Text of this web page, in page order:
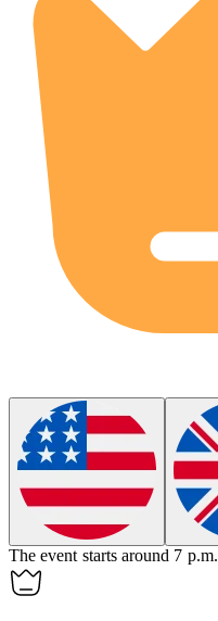
The event starts around 7 p.m.